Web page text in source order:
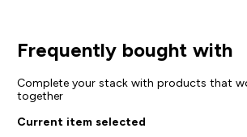
Frequently bought with
Complete your stack with products that
together
Current item selected